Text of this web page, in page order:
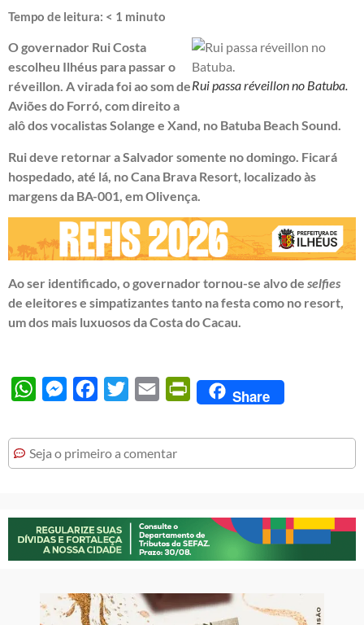
Tempo de leitura: < 1 minuto
Rui passa réveillon no Batuba.
O governador Rui Costa
escolheu Ilhéus para passar o
réveillon. A virada foi ao som de
Aviões do Forró, com direito a
alô dos vocalistas Solange e Xand, no Batuba Beach Sound.
Rui deve retornar a Salvador somente no domingo. Ficará
hospedado, até lá, no Cana Brava Resort, localizado às
margens da BA-001, em Olivença.
Ao ser identificado, o governador tornou-se alvo de selfies
de eleitores e simpatizantes tanto na festa como no resort,
um dos mais luxuosos da Costa do Cacau.
WhatsAppMessengerFacebook
Twitter Email PrintFriendly
Share
Seja o primeiro a comentar